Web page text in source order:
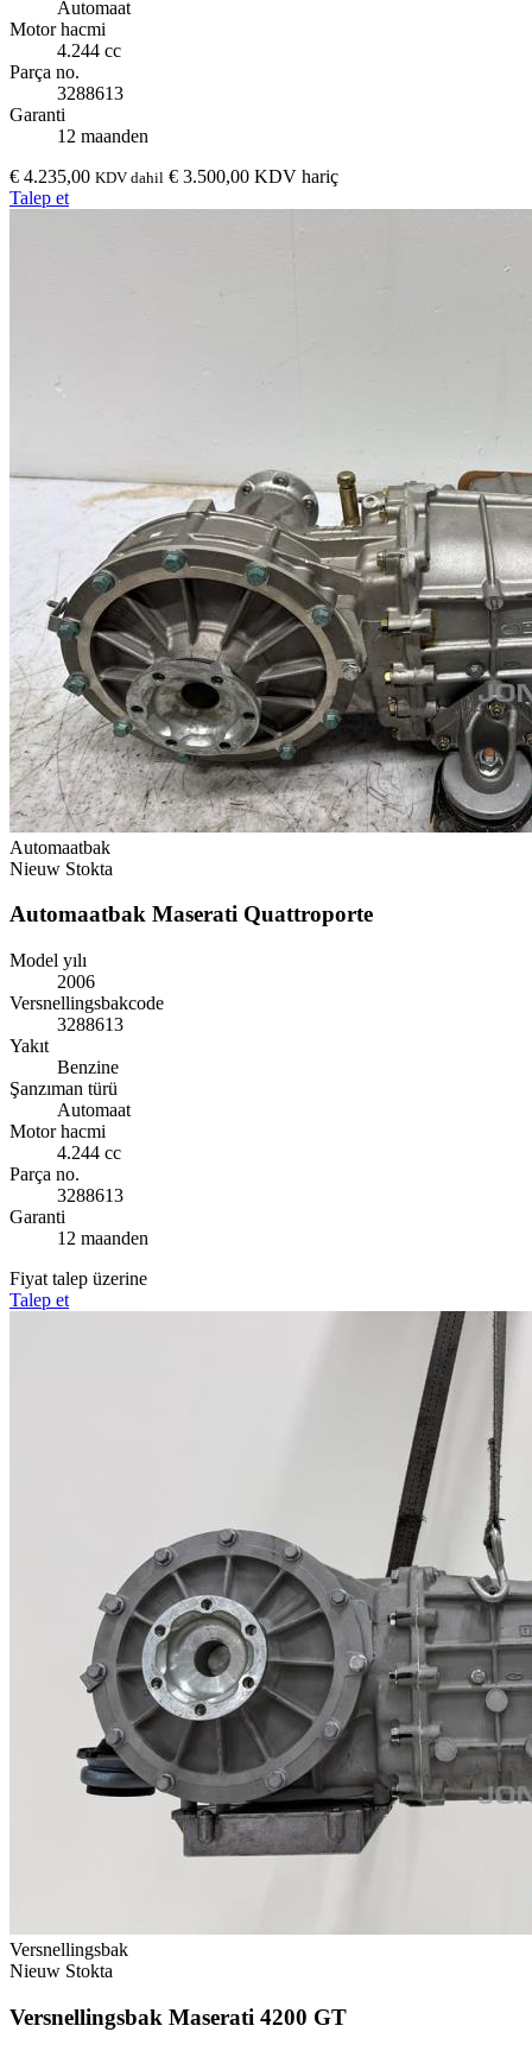
Automaat
Motor hacmi
4.244 cc
Parça no.
3288613
Garanti
12 maanden
€ 4.235,00 KDV dahil € 3.500,00 KDV hariç
Talep et
Automaatbak
Nieuw Stokta
Automaatbak Maserati Quattroporte
Model yılı
2006
Versnellingsbakcode
3288613
Yakıt
Benzine
Şanzıman türü
Automaat
Motor hacmi
4.244 cc
Parça no.
3288613
Garanti
12 maanden
Fiyat talep üzerine
Talep et
Versnellingsbak
Nieuw Stokta
Versnellingsbak Maserati 4200 GT